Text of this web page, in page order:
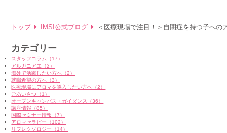
トップ IMSI公式ブログ ＜医療現場で注目！＞自閉症を持つ子への
カテゴリー
スタッフコラム（17）
アルガニアエ（2）
海外で活躍したい方へ（2）
就職希望の方へ（3）
医療現場にアロマを導入したい方へ（2）
ごあいさつ（1）
オープンキャンパス・ガイダンス（36）
講座情報（85）
国際セミナー情報（7）
アロマセラピー（102）
リフレクソロジー（14）